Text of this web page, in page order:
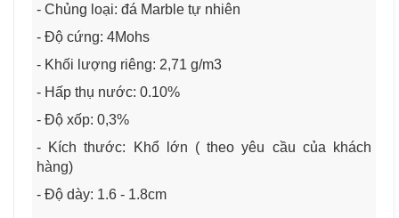
- Chủng loại: đá Marble tự nhiên
- Độ cứng: 4Mohs
- Khối lượng riêng: 2,71 g/m3
- Hấp thụ nước: 0.10%
- Độ xốp: 0,3%
- Kích thước: Khổ lớn ( theo yêu cầu của khách
hàng)
- Độ dày: 1.6 - 1.8cm